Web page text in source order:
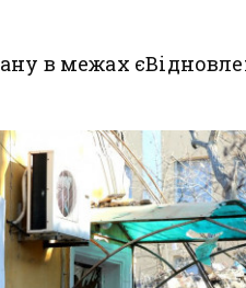
в межах